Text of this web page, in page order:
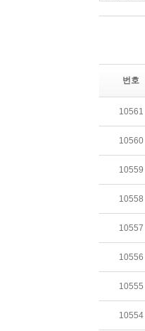
번호
10561
10560
10559
10558
10557
10556
10555
10554